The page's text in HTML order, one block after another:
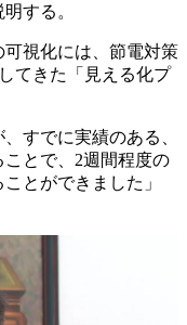
する。
視化には、節電対策
てきた「見える化プ
すでに実績のある、
とで、2週間程度の
とができました」